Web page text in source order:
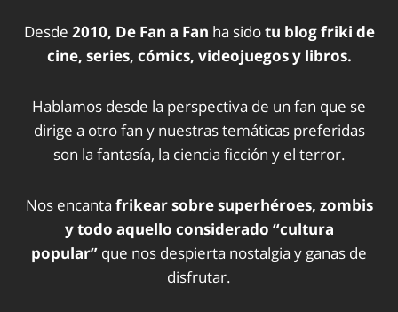
Desde 2010, De Fan a Fan ha sidotu blog friki de
cine, series, cómics, videojuegos y libros.
Hablamos desde la perspectiva de un fan que se
dirige a otro fan y nuestras temáticas preferidas
son la fantasía, la ciencia ficción y el terror.
Nos encanta frikear sobre superhéroes, zombis
y todo aquello considerado “cultura
popular” que nos despierta nostalgia y ganas de
disfrutar.